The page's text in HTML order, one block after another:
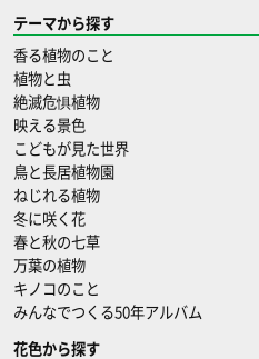
テーマから探す
香る植物のこと
植物と虫
絶滅危惧植物
映える景色
こどもが見た世界
鳥と長居植物園
ねじれる植物
冬に咲く花
春と秋の七草
万葉の植物
キノコのこと
みんなでつくる50年アルバム
花色から探す